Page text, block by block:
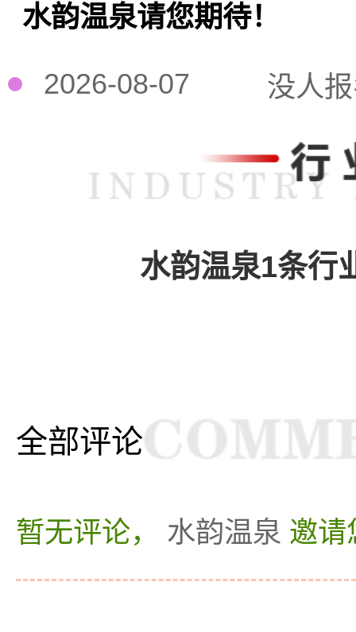
水韵温泉请您期待！
2026-08-07 没人
水韵温泉1条行
全部评论
暂无评论， 水韵温泉 邀请